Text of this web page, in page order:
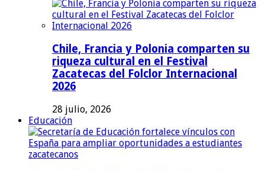
Chile, Francia y Polonia comparten su
riqueza cultural en el Festival
Zacatecas del Folclor Internacional
2026
28 julio, 2026
Educación